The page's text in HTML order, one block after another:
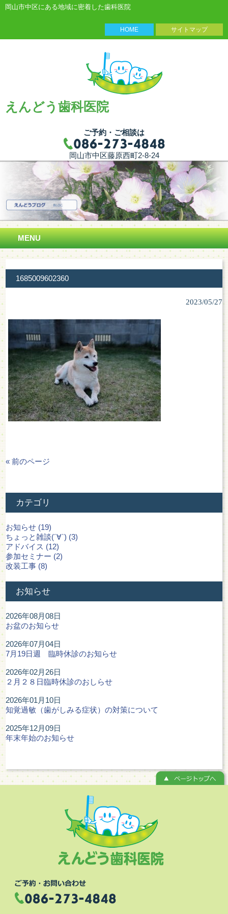
岡山市中区にある地域に密着した歯科医院
HOME サイトマップ
えんどう歯科医院
ご予約・ご相談は
岡山市中区藤原西町2-8-24
MENU
1685009602360
2023/05/27
« 前のページ
カテゴリ
お知らせ (19)
ちょっと雑談(´∀`) (3)
アドバイス (12)
参加セミナー (2)
改装工事 (8)
お知らせ
2026年08月08日
お盆のお知らせ
2026年07月04日
7月19日週 臨時休診のお知らせ
2026年02月26日
２月２８日臨時休診のおしらせ
2026年01月10日
知覚過敏（歯がしみる症状）の対策について
2025年12月09日
年末年始のお知らせ